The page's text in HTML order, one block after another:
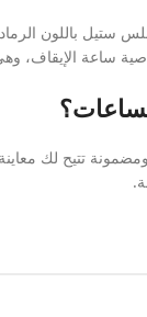
ستيل باللون
للماء حتى عمق 50 مترًا